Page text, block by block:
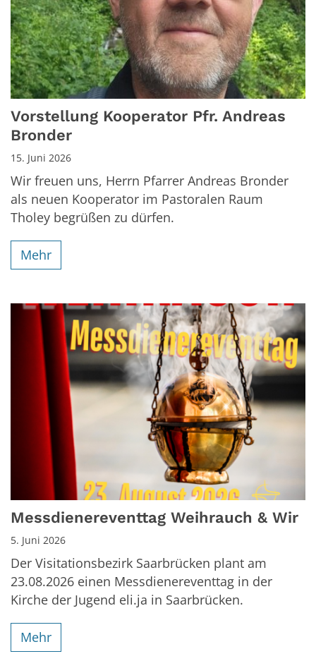
Vorstellung Kooperator Pfr. Andreas
Bronder
15. Juni 2026
Wir freuen uns, Herrn Pfarrer Andreas Bronder
als neuen Kooperator im Pastoralen Raum
Tholey begrüßen zu dürfen.
Mehr
Messdienereventtag Weihrauch & Wir
5. Juni 2026
Der Visitationsbezirk Saarbrücken plant am
23.08.2026 einen Messdienereventtag in der
Kirche der Jugend eli.ja in Saarbrücken.
Mehr